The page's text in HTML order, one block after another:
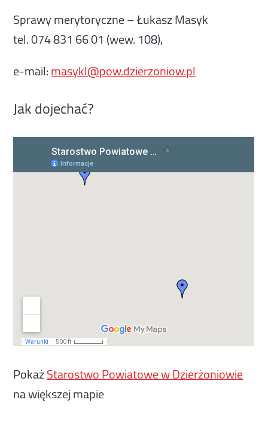
Sprawy merytoryczne – Łukasz Masyk
tel. 074 831 66 01 (wew. 108),
e-mail:masykl@pow.dzierzoniow.pl
Jak dojechać?
PokażStarostwo Powiatowe w Dzierżoniowie
na większej mapie